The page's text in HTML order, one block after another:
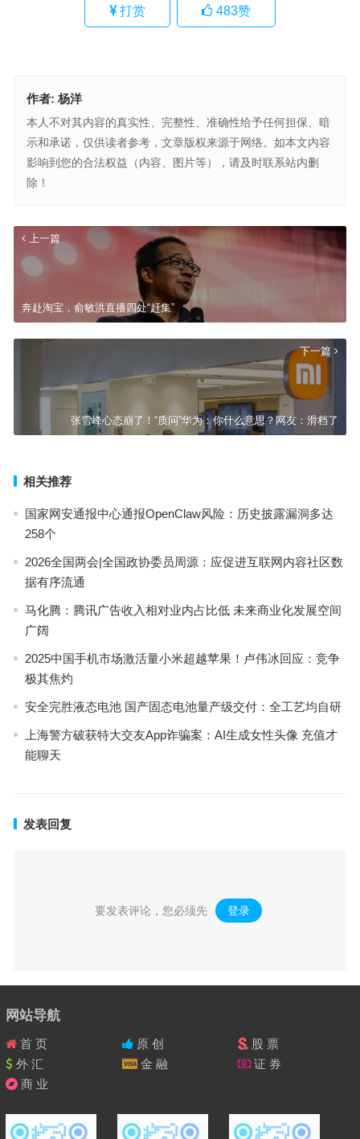
打赏 483赞
作者: 杨洋
本人不对其内容的真实性、完整性、准确性给予任何担保、暗
示和承诺，仅供读者参考，文章版权来源于网络。如本文内容
影响到您的合法权益（内容、图片等），请及时联系站内删
除！
上一篇
奔赴淘宝，俞敏洪直播四处“赶集”
下一篇
张雪峰心态崩了！“质问”华为：你什么意思？网友：滑档了
相关推荐
国家网安通报中心通报OpenClaw风险：历史披露漏洞多达
258个
2026全国两会|全国政协委员周源：应促进互联网内容社区数
据有序流通
马化腾：腾讯广告收入相对业内占比低 未来商业化发展空间
广阔
2025中国手机市场激活量小米超越苹果！卢伟冰回应：竞争
极其焦灼
安全完胜液态电池 国产固态电池量产级交付：全工艺均自研
上海警方破获特大交友App诈骗案：AI生成女性头像 充值才
能聊天
发表回复
要发表评论，您必须先 登录 。
网站导航
首 页 原 创
股 票
外 汇
金 融
证 券
商 业